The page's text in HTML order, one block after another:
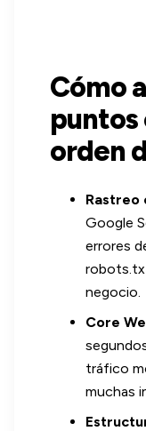
Cómo
orden
Rastreo
Google
errores
negocio.
Core
tráfico
muchas